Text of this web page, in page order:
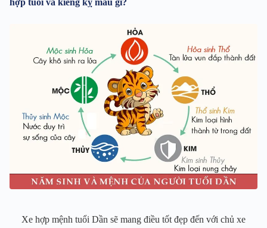
hợp tuổi và kiêng kỵ màu gì?
Xe hợp mệnh tuổi Dần sẽ mang điều tốt đẹp đến với chủ xe